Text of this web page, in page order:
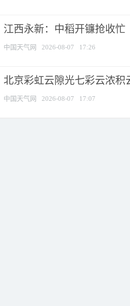
江西永新：中稻开镰抢收忙
中国天气网 2026-08-07 17:26
北京彩虹云隙光七彩云浓积
中国天气网 2026-08-07 17:07